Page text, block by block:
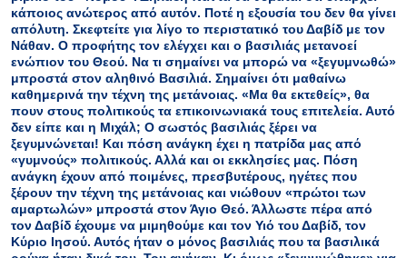
κάποιος ανώτερος από αυτόν. Ποτέ η εξουσία του δεν θα γίνει
απόλυτη. Σκεφτείτε για λίγο το περιστατικό του Δαβίδ με τον
Νάθαν. Ο προφήτης τον ελέγχει και ο βασιλιάς μετανοεί
ενώπιον του Θεού. Να τι σημαίνει να μπορώ να «ξεγυμνωθώ»
μπροστά στον αληθινό Βασιλιά. Σημαίνει ότι μαθαίνω
καθημερινά την τέχνη της μετάνοιας. «Μα θα εκτεθείς», θα
πουν στους πολιτικούς τα επικοινωνιακά τους επιτελεία. Αυτό
δεν είπε και η Μιχάλ; Ο σωστός βασιλιάς ξέρει να
ξεγυμνώνεται! Και πόση ανάγκη έχει η πατρίδα μας από
«γυμνούς» πολιτικούς. Αλλά και οι εκκλησίες μας. Πόση
ανάγκη έχουν από ποιμένες, πρεσβυτέρους, ηγέτες που
ξέρουν την τέχνη της μετάνοιας και νιώθουν «πρώτοι των
αμαρτωλών» μπροστά στον Άγιο Θεό. Άλλωστε πέρα από
τον Δαβίδ έχουμε να μιμηθούμε και τον Υιό του Δαβίδ, τον
Κύριο Ιησού. Αυτός ήταν ο μόνος βασιλιάς που τα βασιλικά